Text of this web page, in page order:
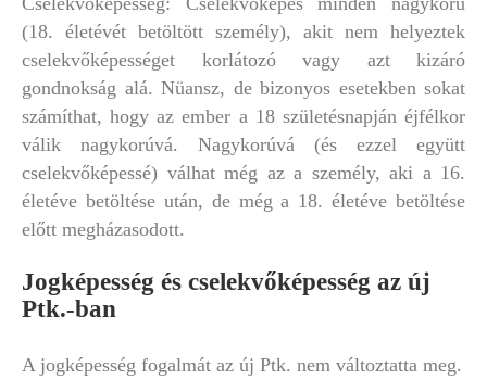
(18. életévét betöltött személy), akit nem helyeztek
cselekvőképességet korlátozó vagy azt kizáró
gondnokság alá. Nüansz, de bizonyos esetekben sokat
számíthat, hogy az ember a 18 születésnapján éjfélkor
válik nagykorúvá. Nagykorúvá (és ezzel együtt
cselekvőképessé) válhat még az a személy, aki a 16.
életéve betöltése után, de még a 18. életéve betöltése
előtt megházasodott.
Jogképesség és cselekvőképesség az új
Ptk.-ban
A jogképesség fogalmát az új Ptk. nem változtatta meg.